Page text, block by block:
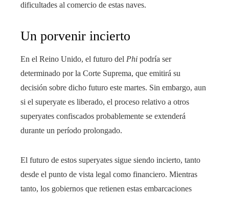
dificultades al comercio de estas naves.
Un porvenir incierto
En el Reino Unido, el futuro del Phi podría ser
determinado por la Corte Suprema, que emitirá su
decisión sobre dicho futuro este martes. Sin embargo, aun
si el superyate es liberado, el proceso relativo a otros
superyates confiscados probablemente se extenderá
durante un período prolongado.
El futuro de estos superyates sigue siendo incierto, tanto
desde el punto de vista legal como financiero. Mientras
tanto, los gobiernos que retienen estas embarcaciones